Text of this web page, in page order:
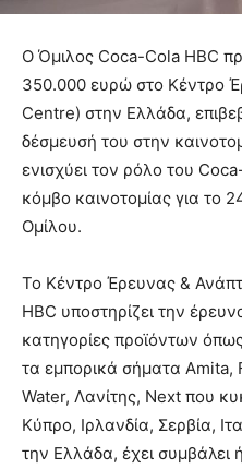
Ο Όμιλος Coca-Cola HBC
350.000 ευρώ στο Κέντρο
Centre) στην Ελλάδα,
δέσμευσή του στην
ενισχύει τον ρόλο του
κόμβο καινοτομίας για το
Ομίλου.
Το Κέντρο Έρευνας &
HBC υποστηρίζει την
κατηγορίες προϊόντων
τα εμπορικά σήματα
Water, Λανίτης, Next που
Κύπρο, Ιρλανδία, Σερβία,
την Ελλάδα, έχει συμβάλει